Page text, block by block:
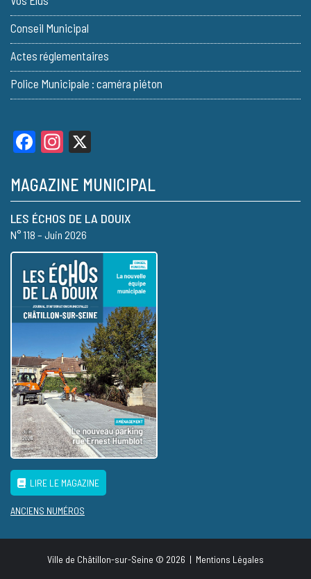
Conseil Municipal
Actes réglementaires
Police Municipale : caméra piéton
FacebookInstagram
MAGAZINE MUNICIPAL
LES ÉCHOS DE LA DOUIX
N° 118 – Juin 2026
LIRE LE MAGAZINE
ANCIENS NUMÉROS
Ville de Châtillon-sur-Seine © 2026 | Mentions Légales